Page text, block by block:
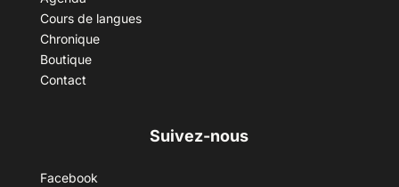
Cours de langues
Chronique
Boutique
Contact
Suivez-nous
Facebook